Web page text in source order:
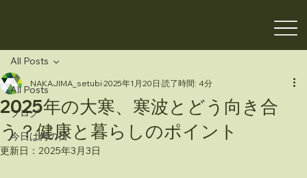
All Posts
ブログ
今日は何の日
All Posts
2025年の大寒、寒波とどう向き合
う？健康と暮らしのポイント
NAKAJIMA_setubi 2025年1月20日 読了時間: 4分
更新日： 2025年3月3日